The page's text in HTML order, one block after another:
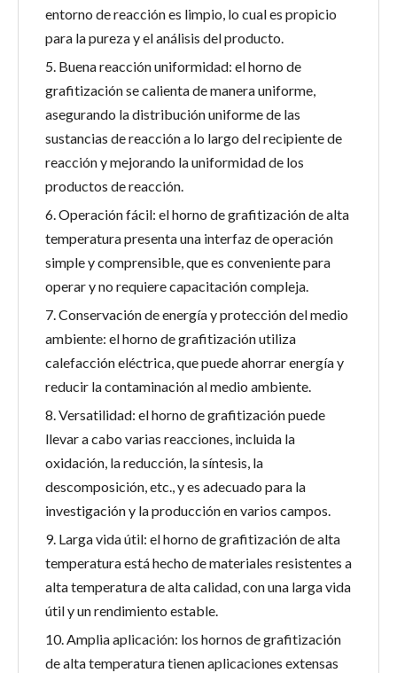
entorno de reacción es limpio, lo cual es propicio
para la pureza y el análisis del producto.
5. Buena reacción uniformidad: el horno de
grafitización se calienta de manera uniforme,
asegurando la distribución uniforme de las
sustancias de reacción a lo largo del recipiente de
reacción y mejorando la uniformidad de los
productos de reacción.
6. Operación fácil: el horno de grafitización de alta
temperatura presenta una interfaz de operación
simple y comprensible, que es conveniente para
operar y no requiere capacitación compleja.
7. Conservación de energía y protección del medio
ambiente: el horno de grafitización utiliza
calefacción eléctrica, que puede ahorrar energía y
reducir la contaminación al medio ambiente.
8. Versatilidad: el horno de grafitización puede
llevar a cabo varias reacciones, incluida la
oxidación, la reducción, la síntesis, la
descomposición, etc., y es adecuado para la
investigación y la producción en varios campos.
9. Larga vida útil: el horno de grafitización de alta
temperatura está hecho de materiales resistentes a
alta temperatura de alta calidad, con una larga vida
útil y un rendimiento estable.
10. Amplia aplicación: los hornos de grafitización
de alta temperatura tienen aplicaciones extensas